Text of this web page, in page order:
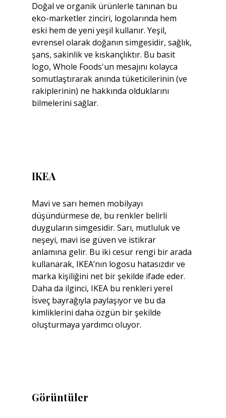
Doğal ve organik ürünlerle tanınan bu
eko-marketler zinciri, logolarında hem
eski hem de yeni yeşil kullanır. Yeşil,
evrensel olarak doğanın simgesidir, sağlık,
şans, sakinlik ve kıskançlıktır. Bu basit
logo, Whole Foods'un mesajını kolayca
somutlaştırarak anında tüketicilerinin (ve
rakiplerinin) ne hakkında olduklarını
bilmelerini sağlar.
IKEA
Mavi ve sarı hemen mobilyayı
düşündürmese de, bu renkler belirli
duyguların simgesidir. Sarı, mutluluk ve
neşeyi, mavi ise güven ve istikrar
anlamına gelir. Bu iki cesur rengi bir arada
kullanarak, IKEA’nın logosu hatasızdır ve
marka kişiliğini net bir şekilde ifade eder.
Daha da ilginci, IKEA bu ​​renkleri yerel
İsveç bayrağıyla paylaşıyor ve bu da
kimliklerini daha özgün bir şekilde
oluşturmaya yardımcı oluyor.
Görüntüler